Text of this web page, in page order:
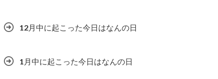
12月中に起こった今日はなんの日
1月中に起こった今日はなんの日